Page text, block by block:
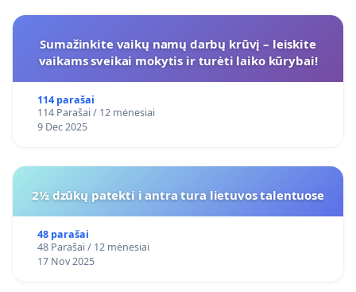
Sumažinkite vaikų namų darbų krūvį – leiskite
vaikams sveikai mokytis ir turėti laiko kūrybai!
114 parašai
114 Parašai / 12 mėnesiai
9 Dec 2025
2½ dzūkų patekti i antra tura lietuvos talentuose
48 parašai
48 Parašai / 12 mėnesiai
17 Nov 2025